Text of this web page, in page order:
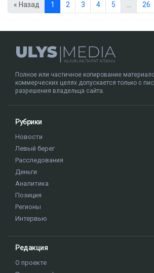
« Назад 1 2 3 4 5 … 26
Полное или частичное копирование
коммерческих целях допускается только с
разрешения владельца сайта.
Рубрики
Новости
Левый берег
Расследования
Деньги
Аналитика
Позиция
Регионы
Интервью
Редакция
О проекте